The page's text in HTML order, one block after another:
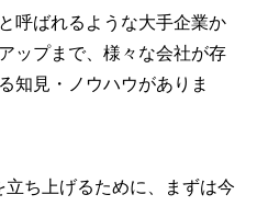
呼ばれるような大手企業か
ップまで、様々な会社が存
知見・ノウハウがありま
立ち上げるために、まずは今